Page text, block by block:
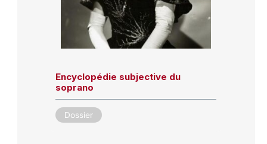
Encyclopédie subjective du
soprano
Dossier